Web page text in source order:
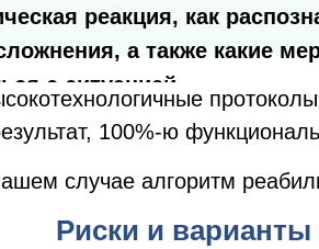
реакция, как
а также какие
с ситуацией.
100%-ю
случае алгоритм
Риски и